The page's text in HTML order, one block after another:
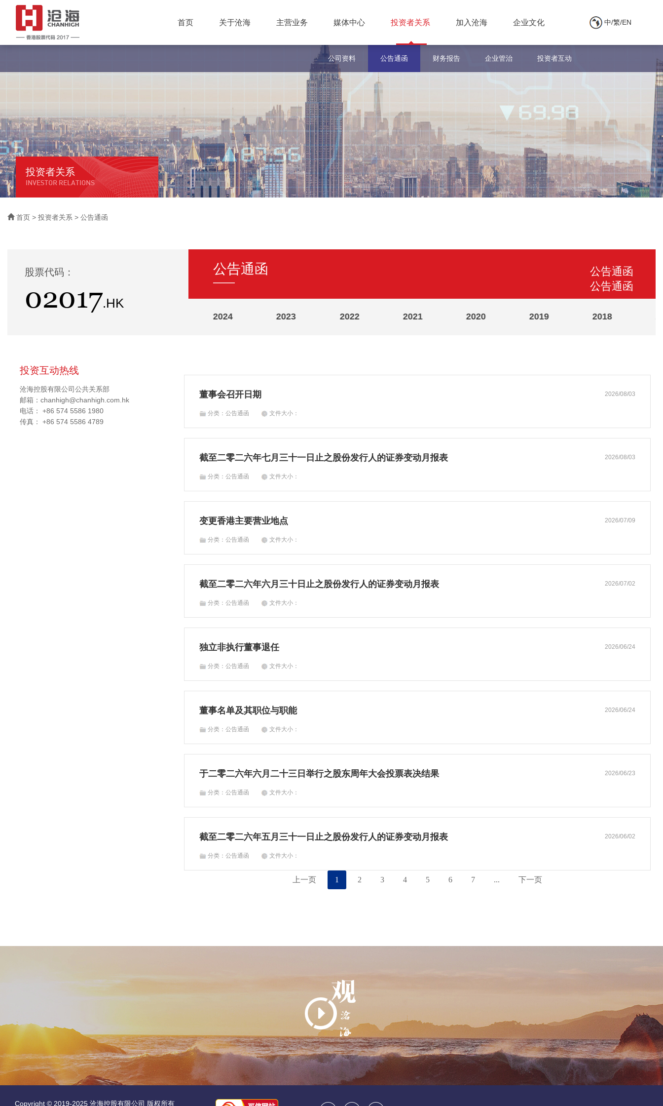
首页 关于沧海 主营业务 媒体中心 投资者关系 加入沧海 企业文化 中/繁/EN
公司资料 公告通函 财务报告 企业管治 投资者互动
投资者关系
INVESTOR RELATIONS
首页 > 投资者关系 > 公告通函
股票代码：
02017.HK
公告通函
公告通函
公告通函
2024 2023 2022 2021 2020 2019 2018
投资互动热线
沧海控股有限公司公共关系部
邮箱：chanhigh@chanhigh.com.hk
电话： +86 574 5586 1980
传真： +86 574 5586 4789
董事会召开日期
分类：公告通函 文件大小：
2026/08/03
截至二零二六年七月三十一日止之股份发行人的证券变动月报表
分类：公告通函 文件大小：
2026/08/03
变更香港主要营业地点
分类：公告通函 文件大小：
2026/07/09
截至二零二六年六月三十日止之股份发行人的证券变动月报表
分类：公告通函 文件大小：
2026/07/02
独立非执行董事退任
分类：公告通函 文件大小：
2026/06/24
董事名单及其职位与职能
分类：公告通函 文件大小：
2026/06/24
于二零二六年六月二十三日举行之股东周年大会投票表决结果
分类：公告通函 文件大小：
2026/06/23
截至二零二六年五月三十一日止之股份发行人的证券变动月报表
分类：公告通函 文件大小：
2026/06/02
上一页 1 2 3 4 5 6 7 ... 下一页
Copyright © 2019-2025 沧海控股有限公司 版权所有